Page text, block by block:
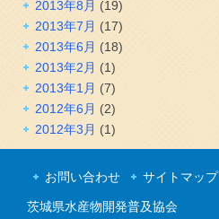
2013年8月 (19)
2013年7月 (17)
2013年6月 (18)
2013年2月 (1)
2013年1月 (7)
2012年6月 (2)
2012年3月 (1)
お問い合わせ サイトマップ
茨城県水産物開発普及協会